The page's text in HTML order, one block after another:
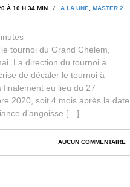
À 10 H 34 MIN / A LA UNE
MASTER 2
tournoi du Grand Chelem,
La direction du tournoi a
de décaler le tournoi à
finalement eu lieu du 27
2020, soit 4 mois après la date
d’angoisse […]
AUCUN COMMENTAIRE